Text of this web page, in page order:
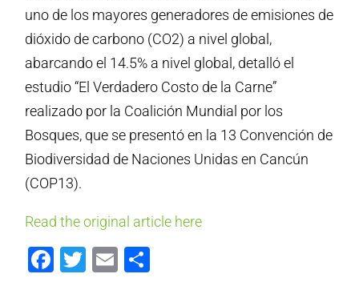
uno de los mayores generadores de emisiones de
dióxido de carbono (CO2) a nivel global,
abarcando el 14.5% a nivel global, detalló el
estudio “El Verdadero Costo de la Carne”
realizado por la Coalición Mundial por los
Bosques, que se presentó en la 13 Convención de
Biodiversidad de Naciones Unidas en Cancún
(COP13).
Read the original article here
Facebook
Twitter
Email